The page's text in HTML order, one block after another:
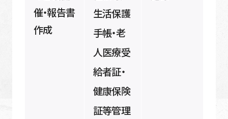
催・報告書
作成
生活保護
手帳・老
人医療受
給者証・
健康保険
証等管理